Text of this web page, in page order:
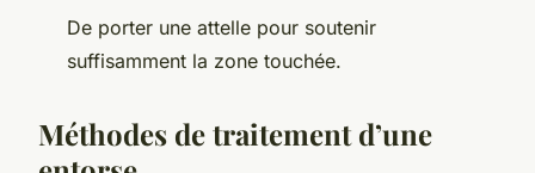
De porter une attelle pour soutenir
suffisamment la zone touchée.
Méthodes de traitement d’une